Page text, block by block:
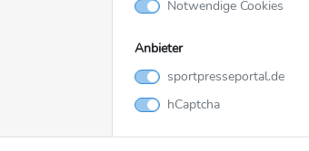
Notwendige Cookies
Anbieter
sportpresseportal.de
hCaptcha